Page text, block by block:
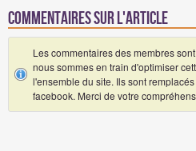
Commentaires sur l'article
Les commentaires des membres
nous sommes en train d'optimiser
l'ensemble du site. Ils sont
facebook. Merci de votre